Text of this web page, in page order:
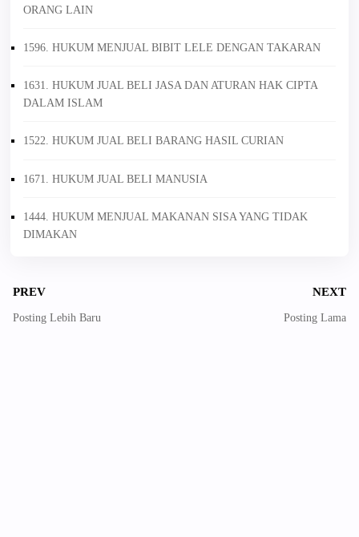
ORANG LAIN
1596. HUKUM MENJUAL BIBIT LELE DENGAN TAKARAN
1631. HUKUM JUAL BELI JASA DAN ATURAN HAK CIPTA
DALAM ISLAM
1522. HUKUM JUAL BELI BARANG HASIL CURIAN
1671. HUKUM JUAL BELI MANUSIA
1444. HUKUM MENJUAL MAKANAN SISA YANG TIDAK
DIMAKAN
PREV
Posting Lebih Baru
NEXT
Posting Lama